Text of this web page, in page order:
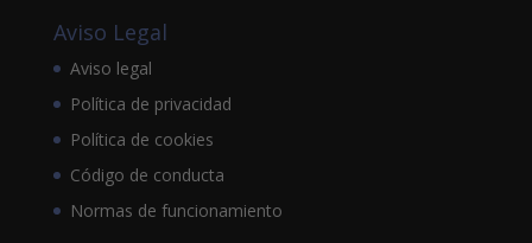
Aviso Legal
Aviso legal
Política de privacidad
Política de cookies
Código de conducta
Normas de funcionamiento